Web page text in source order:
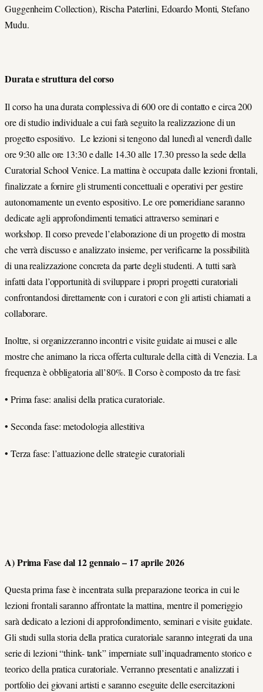
Guggenheim Collection), Rischa Paterlini, Edoardo Monti, Stefano
Mudu.
Durata e struttura del corso
Il corso ha una durata complessiva di 600 ore di contatto e circa 200
ore di studio individuale a cui farà seguito la realizzazione di un
progetto espositivo. Le lezioni si tengono dal lunedì al venerdì dalle
ore 9:30 alle ore 13:30 e dalle 14.30 alle 17.30 presso la sede della
Curatorial School Venice. La mattina è occupata dalle lezioni frontali,
finalizzate a fornire gli strumenti concettuali e operativi per gestire
autonomamente un evento espositivo. Le ore pomeridiane saranno
dedicate agli approfondimenti tematici attraverso seminari e
workshop. Il corso prevede l’elaborazione di un progetto di mostra
che verrà discusso e analizzato insieme, per verificarne la possibilità
di una realizzazione concreta da parte degli studenti. A tutti sarà
infatti data l’opportunità di sviluppare i propri progetti curatoriali
confrontandosi direttamente con i curatori e con gli artisti chiamati a
collaborare.
Inoltre, si organizzeranno incontri e visite guidate ai musei e alle
mostre che animano la ricca offerta culturale della città di Venezia. La
frequenza è obbligatoria all’80%. Il Corso è composto da tre fasi:
• Prima fase: analisi della pratica curatoriale.
• Seconda fase: metodologia allestitiva
• Terza fase: l’attuazione delle strategie curatoriali
A) Prima Fase dal 12 gennaio – 17 aprile 2026
Questa prima fase è incentrata sulla preparazione teorica in cui le
lezioni frontali saranno affrontate la mattina, mentre il pomeriggio
sarà dedicato a lezioni di approfondimento, seminari e visite guidate.
Gli studi sulla storia della pratica curatoriale saranno integrati da una
serie di lezioni “think- tank” imperniate sull’inquadramento storico e
teorico della pratica curatoriale. Verranno presentati e analizzati i
portfolio dei giovani artisti e saranno eseguite delle esercitazioni